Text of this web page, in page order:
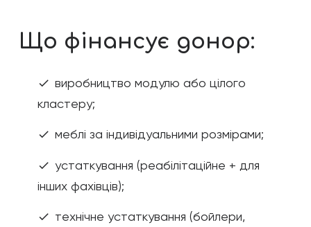
Що фінансує донор:
check виробництво модулю або цілого
кластеру;
check меблі за індивідуальними розмірами;
check устаткування (реабілітаційне + для
інших фахівців);
check технічне устаткування (бойлери,